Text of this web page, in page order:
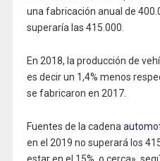
una fabricación anual de
superaría las 415.000.
En 2018, la producción de
es decir un 1,4% menos
se fabricaron en 2017.
Fuentes de la cadena
en el 2019 no superará los
estar en el 15%, o cerca»,